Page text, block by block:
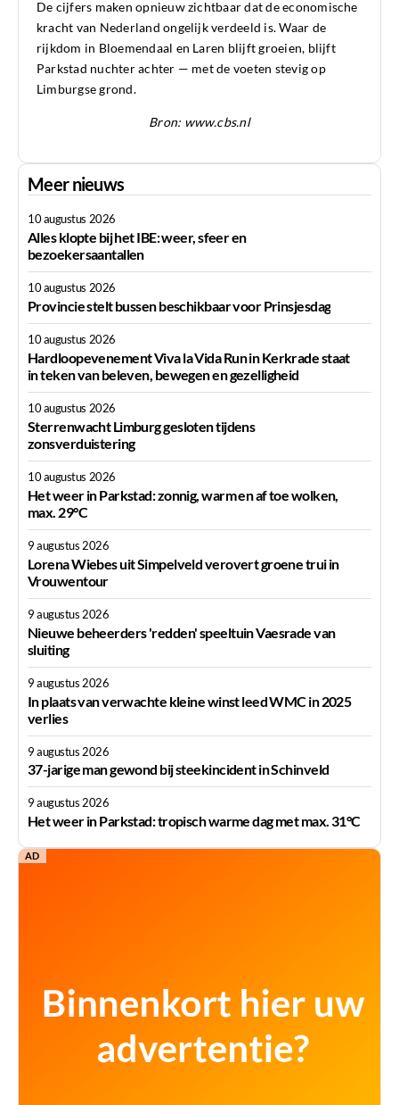
De cijfers maken opnieuw zichtbaar dat de economische
kracht van Nederland ongelijk verdeeld is. Waar de
rijkdom in Bloemendaal en Laren blijft groeien, blijft
Parkstad nuchter achter — met de voeten stevig op
Limburgse grond.
Bron: www.cbs.nl
Meer nieuws
10 augustus 2026
Alles klopte bij het IBE: weer, sfeer en
bezoekersaantallen
10 augustus 2026
Provincie stelt bussen beschikbaar voor Prinsjesdag
10 augustus 2026
Hardloopevenement Viva la Vida Run in Kerkrade staat
in teken van beleven, bewegen en gezelligheid
10 augustus 2026
Sterrenwacht Limburg gesloten tijdens
zonsverduistering
10 augustus 2026
Het weer in Parkstad: zonnig, warm en af toe wolken,
max. 29°C
9 augustus 2026
Lorena Wiebes uit Simpelveld verovert groene trui in
Vrouwentour
9 augustus 2026
Nieuwe beheerders 'redden' speeltuin Vaesrade van
sluiting
9 augustus 2026
In plaats van verwachte kleine winst leed WMC in 2025
verlies
9 augustus 2026
37-jarige man gewond bij steekincident in Schinveld
9 augustus 2026
Het weer in Parkstad: tropisch warme dag met max. 31°C
AD